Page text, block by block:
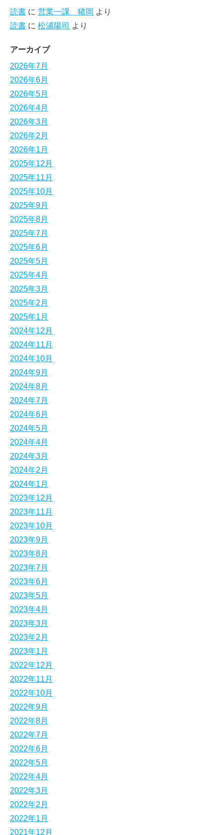
読書 に 営業一課 猪岡 より
読書 に 松浦陽司 より
アーカイブ
2026年7月
2026年6月
2026年5月
2026年4月
2026年3月
2026年2月
2026年1月
2025年12月
2025年11月
2025年10月
2025年9月
2025年8月
2025年7月
2025年6月
2025年5月
2025年4月
2025年3月
2025年2月
2025年1月
2024年12月
2024年11月
2024年10月
2024年9月
2024年8月
2024年7月
2024年6月
2024年5月
2024年4月
2024年3月
2024年2月
2024年1月
2023年12月
2023年11月
2023年10月
2023年9月
2023年8月
2023年7月
2023年6月
2023年5月
2023年4月
2023年3月
2023年2月
2023年1月
2022年12月
2022年11月
2022年10月
2022年9月
2022年8月
2022年7月
2022年6月
2022年5月
2022年4月
2022年3月
2022年2月
2022年1月
2021年12月